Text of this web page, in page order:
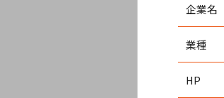
企業名
業種
HP